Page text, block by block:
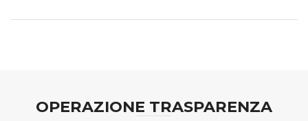
OPERAZIONE TRASPARENZA